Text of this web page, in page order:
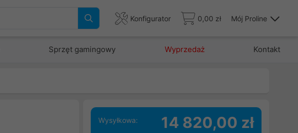
Konfigurator 0,00 zł Mój Proline
Sprzęt gamingowy Wyprzedaż Kontakt
Wysyłkowa: 14 820,00 zł